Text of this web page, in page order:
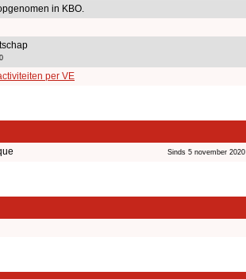
in KBO.
per VE
Sinds 5 november 2020